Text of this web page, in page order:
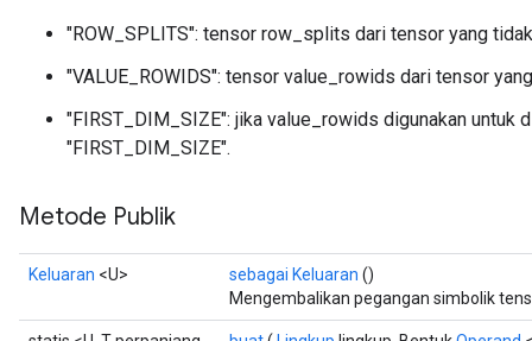
"ROW_SPLITS": tensor row_splits dari tensor yang
"VALUE_ROWIDS": tensor value_rowids dari tensor
"FIRST_DIM_SIZE": jika value_rowids digunakan untuk
"FIRST_DIM_SIZE".
Metode Publik
Keluaran <U> sebagai Keluaran ()
Mengembalikan pegangan simbolik